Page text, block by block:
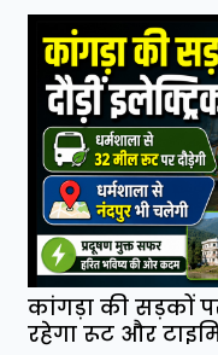
कांगड़ा की सड़कों
रहेगा रूट और